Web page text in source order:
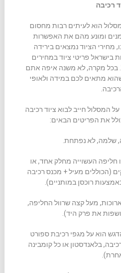
רכיבה
הוא לעיתים רבות מחסום
ומונע מהם את האפשרות
מחירי הציוד נמצאים בירידה
בישראל פריטי ציוד במחירים
בכל מקרה, לא משנה איפה אתם
מתאים לכם במידה ולאופי
המסלול חייב לבוא ציוד רכיבה
את הפריטים הבאים:
חליפה העשוייה מחלק אחד, או
(הכוללים מעיל + מכנס רכיבה
רוכסן במותניים).
מעל קצה שרוול החליפה,
את פרק היד).
הוא על מגפי רכיבת ספורט
בלאנדסטון או כל קומבינה